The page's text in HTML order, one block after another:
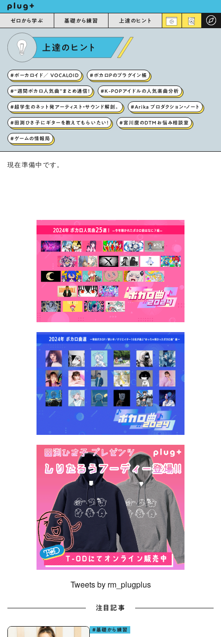
ゼロから学ぶ 基礎から練習 上達のヒント
上達のヒント
#ボーカロイド／ VOCALOID #ボカロPのプラグイン帳
#“週間ボカロ人気曲”まとめ通信！ #K-POPアイドルの人気楽曲分析
#超学生のネット発アーティスト・サウンド解剖。 #Arika プロダクション・ノート
#田渕ひさ子にギターを教えてもらいたい！ #宮川麿のDTMお悩み相談室
#ゲームの情報局
現在準備中です。
Tweets by rm_plugplus
注目記事
#基礎から練習